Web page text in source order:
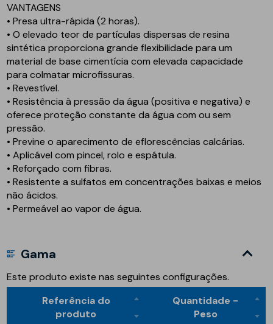
VANTAGENS
• Presa ultra-rápida (2 horas).
• O elevado teor de partículas dispersas de resina
sintética proporciona grande flexibilidade para um
material de base cimentícia com elevada capacidade
para colmatar microfissuras.
• Revestível.
• Resistência à pressão da água (positiva e negativa) e
oferece proteção constante da água com ou sem
pressão.
• Previne o aparecimento de eflorescências calcárias.
• Aplicável com pincel, rolo e espátula.
• Reforçado com fibras.
• Resistente a sulfatos em concentrações baixas e meios
não ácidos.
• Permeável ao vapor de água.
Gama
Este produto existe nas seguintes configurações.
Referência do
produto
Quantidade -
Peso